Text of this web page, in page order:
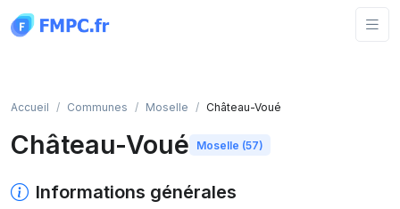
Accueil Communes Moselle Château-Voué
Château-Voué Moselle (57)
Informations générales
Panneau de gestion des cookies